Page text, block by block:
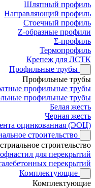
Шляпный профиль
Направляющий профиль
Стоечный профиль
Z-образные профили
Σ-профиль
Термопрофиль
Крепеж для ЛСТК
Профильные трубы
Профильные трубы
профильные трубы
профильные трубы
Белая жесть
Черная жесть
оцинкованная (ЭОЦ)
строительство
строительство
для перекрытий
перекрытий
Комплектующие
Комплектующие